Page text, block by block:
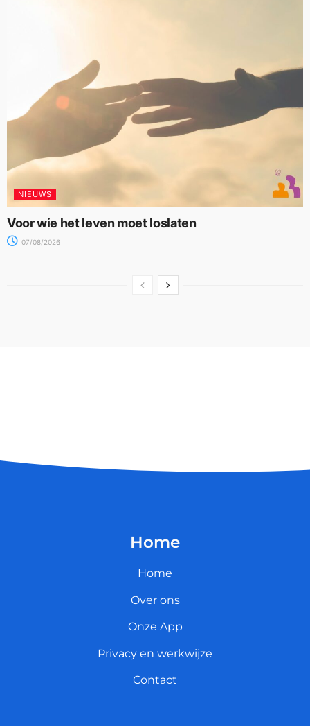
NIEUWS
Voor wie het leven moet loslaten
07/08/2026
Home
Home
Over ons
Onze App
Privacy en werkwijze
Contact